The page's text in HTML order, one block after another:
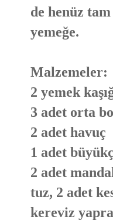
de henüz
yemeğe.
Malzemeler:
2 yemek
3 adet orta
2 adet havuç
1 adet
2 adet
tuz, 2 adet
kereviz